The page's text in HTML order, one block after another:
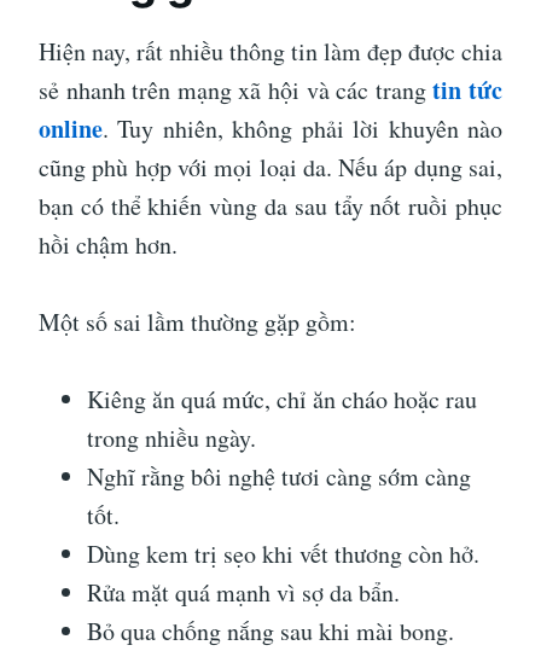
Hiện nay, rất nhiều thông tin làm đẹp được chia
sẻ nhanh trên mạng xã hội và các trangtin tức
online. Tuy nhiên, không phải lời khuyên nào
cũng phù hợp với mọi loại da. Nếu áp dụng sai,
bạn có thể khiến vùng da sau tẩy nốt ruồi phục
hồi chậm hơn.
Một số sai lầm thường gặp gồm:
Kiêng ăn quá mức, chỉ ăn cháo hoặc rau
trong nhiều ngày.
Nghĩ rằng bôi nghệ tươi càng sớm càng
tốt.
Dùng kem trị sẹo khi vết thương còn hở.
Rửa mặt quá mạnh vì sợ da bẩn.
Bỏ qua chống nắng sau khi mài bong.